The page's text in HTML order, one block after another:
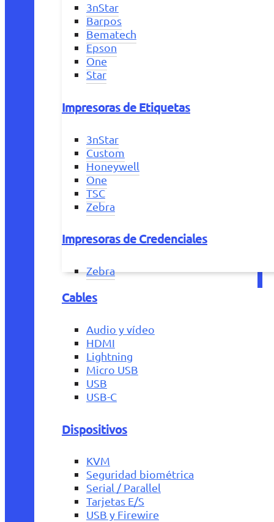
3nStar
Barpos
Bematech
Epson
One
Star
Impresoras de Etiquetas
3nStar
Custom
Honeywell
One
TSC
Zebra
Impresoras de Credenciales
Zebra
Cables
Audio y vídeo
HDMI
Lightning
Micro USB
USB
USB-C
Dispositivos
KVM
Seguridad biométrica
Serial / Parallel
Tarjetas E/S
USB y Firewire